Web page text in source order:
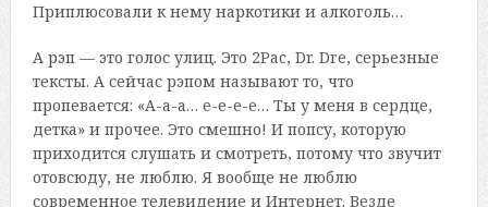
Приплюсовали к нему наркотики и алкоголь…
А рэп — это голос улиц. Это 2Pac, Dr. Dre, серьезные
тексты. А сейчас рэпом называют то, что
пропевается: «А-а-а… е-е-е-е… Ты у меня в сердце,
детка» и прочее. Это смешно! И попсу, которую
приходится слушать и смотреть, потому что звучит
отовсюду, не люблю. Я вообще не люблю
современное телевидение и Интернет. Везде